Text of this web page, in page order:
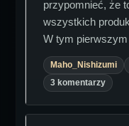
przypomnieć, że
wszystkich
W tym pierwszym
Maho_Nishizumi
3 komentarzy